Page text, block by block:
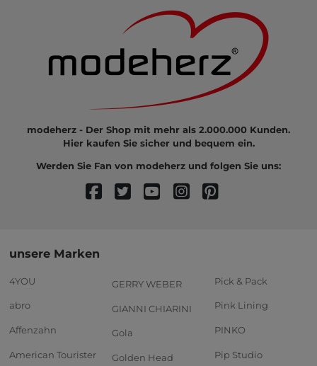
modeherz - Der Shop mit mehr als 2.000.000 Kunden.
Hier kaufen Sie sicher und bequem ein.
Werden Sie Fan von modeherz und folgen Sie uns:
unsere Marken
4YOU
abro
Affenzahn
American Tourister
GERRY WEBER
GIANNI CHIARINI
Gola
Golden Head
Pick & Pack
Pink Lining
PINKO
Pip Studio